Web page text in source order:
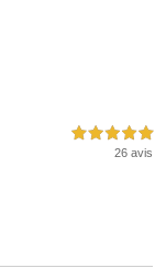
5,0 étoiles sur 5
26 avis